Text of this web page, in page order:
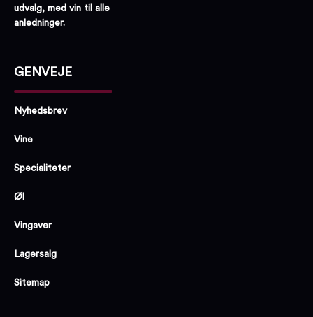
udvalg, med vin til alle
anledninger.
GENVEJE
Nyhedsbrev
Vine
Specialiteter
Øl
Vingaver
Lagersalg
Sitemap